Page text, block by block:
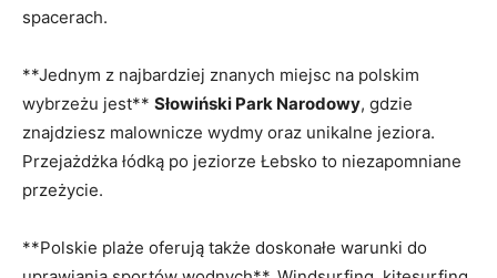
spacerach.
**Jednym z najbardziej znanych ‌miejsc na polskim
wybrzeżu jest** Słowiński Park Narodowy, gdzie
znajdziesz malownicze wydmy oraz unikalne jeziora.
Przejażdżka łódką po jeziorze Łebsko to ‌niezapomniane
przeżycie.
**Polskie plaże ⁤oferują także doskonałe warunki ⁣do